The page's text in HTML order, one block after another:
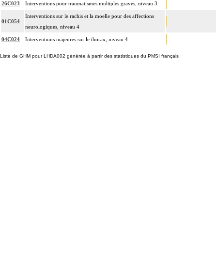
26C023 Interventions pour traumatismes multiples graves, niveau 3
01C054
Interventions sur le rachis et la moelle pour des affections
neurologiques, niveau 4
04C024 Interventions majeures sur le thorax, niveau 4
Liste de GHM pour LHDA002 générée à partir des statistiques du PMSI français